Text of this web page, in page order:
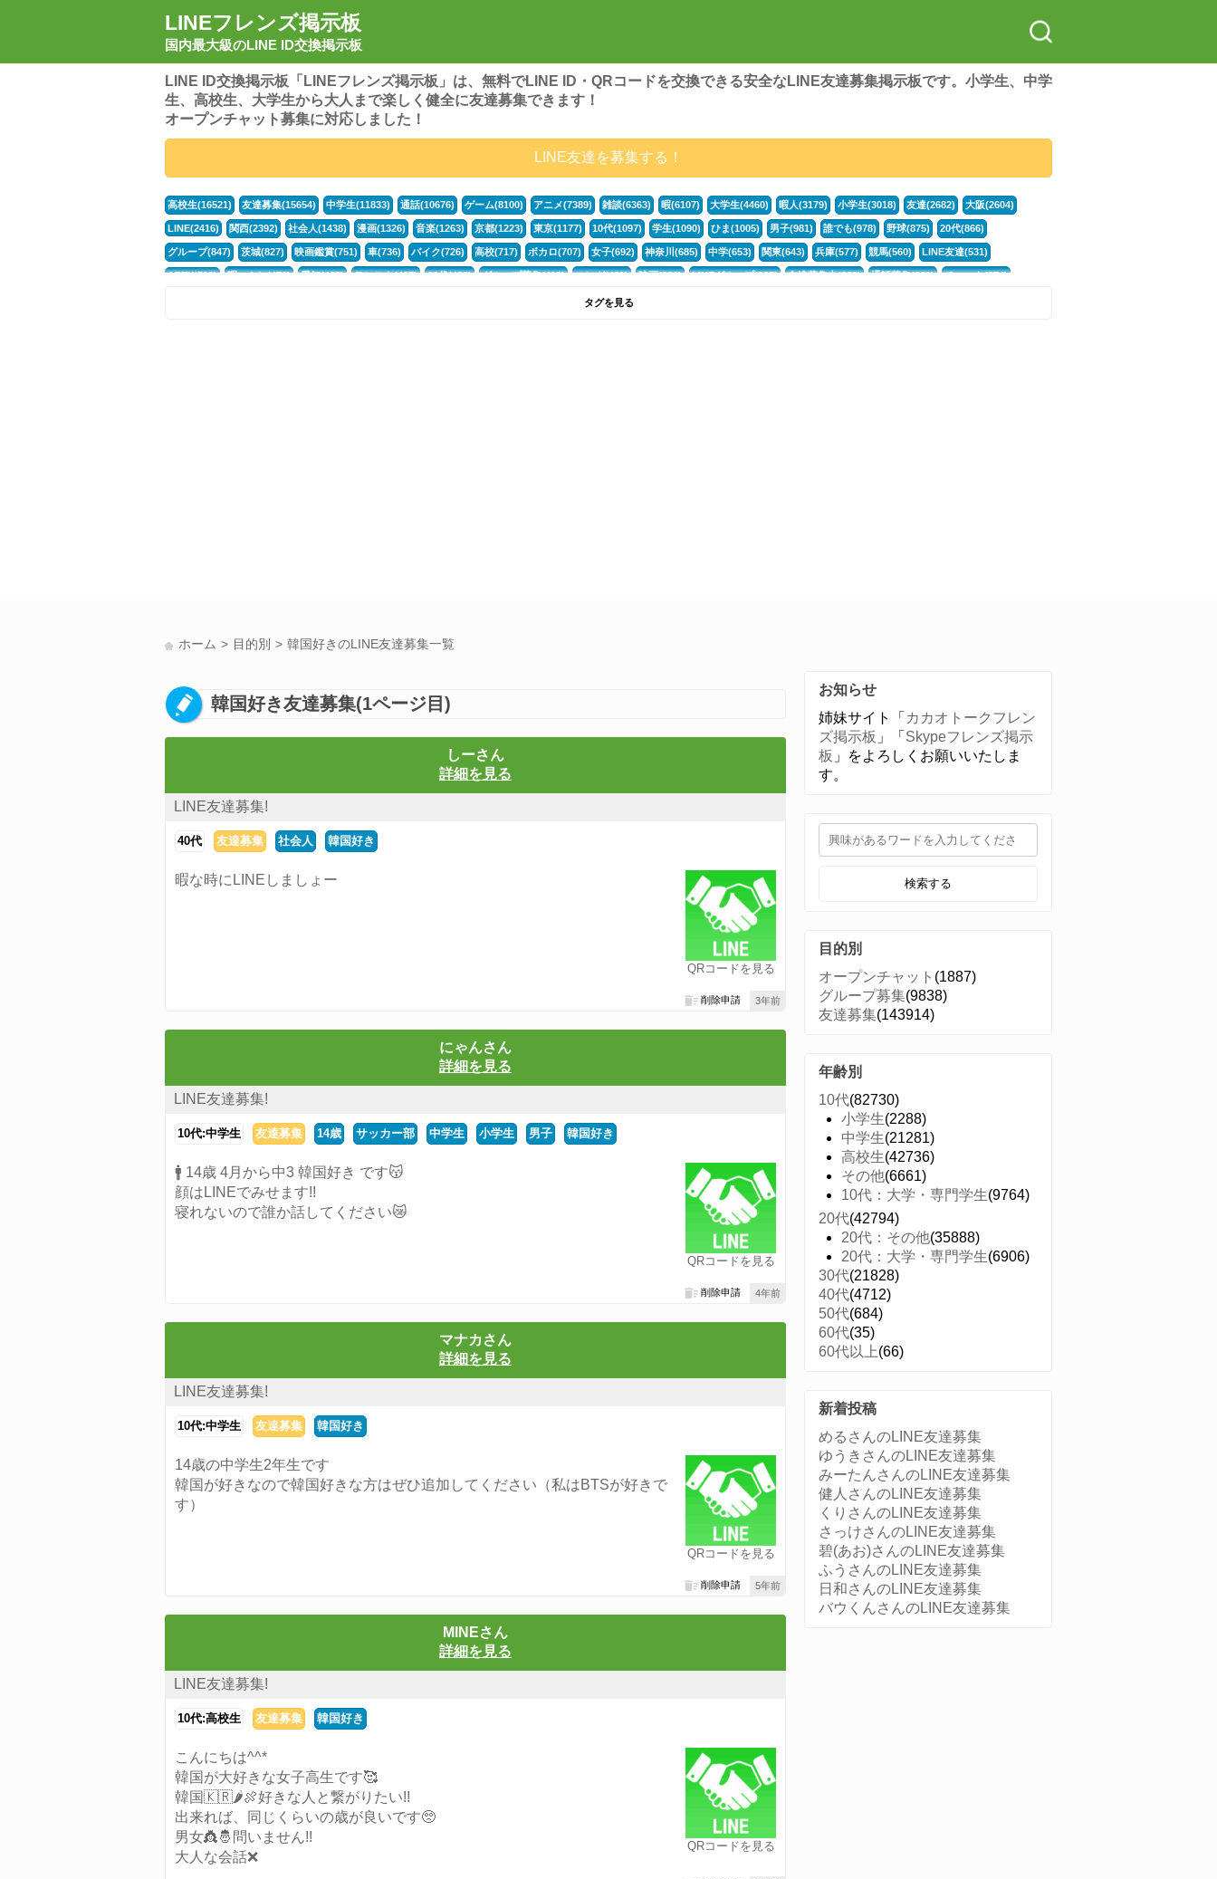
LINEフレンズ掲示板
国内最大級のLINE ID交換掲示板
LINE ID交換掲示板「LINEフレンズ掲示板」は、無料でLINE ID・QRコードを交換できる安全なLINE友達募集掲示板です。小学生、中学
生、高校生、大学生から大人まで楽しく健全に友達募集できます！
オープンチャット募集に対応しました！
LINE友達を募集する！
高校生(16521) 友達募集(15654) 中学生(11833) 通話(10676) ゲーム(8100) アニメ(7389) 雑談(6363) 暇(6107) 大学生(4460) 暇人(3179) 小学生(3018) 友達(2682) 大阪(2604)
LINE(2416) 関西(2392) 社会人(1438) 漫画(1326) 音楽(1263) 京都(1223) 東京(1177) 10代(1097) 学生(1090) ひま(1005) 男子(981) 誰でも(978) 野球(875) 20代(866)
グループ(847) 茨城(827) 映画鑑賞(751) 車(736) バイク(726) 高校(717) ボカロ(707) 女子(692) 神奈川(685) 中学(653) 関東(643) 兵庫(577) 競馬(560) LINE友達(531)
APEX(519) 暇つぶし(476) 愛知(468) モンスト(465) 30代(433) グループ募集(412) マンガ(401) 映画(396) LINEグループ(388) 友達募集中(382) 通話募集(381) チャット(374)
フォートナイト(320)
タグを見る
ホーム 目的別 韓国好きのLINE友達募集一覧
韓国好き友達募集(1ページ目)
しーさん
詳細を見る
LINE友達募集!
40代 友達募集 社会人 韓国好き
QRコードを見る
暇な時にLINEしましょー
3年前
削除申請
にゃんさん
詳細を見る
LINE友達募集!
10代:中学生 友達募集 14歳 サッカー部 中学生 小学生 男子 韓国好き
QRコードを見る
🚹 14歳 4月から中3 韓国好き です😽
顔はLINEでみせます!!
寝れないので誰か話してください😿
4年前
削除申請
マナカさん
詳細を見る
LINE友達募集!
10代:中学生 友達募集 韓国好き
QRコードを見る
14歳の中学生2年生です
韓国が好きなので韓国好きな方はぜひ追加してください（私はBTSが好きで
す）
5年前
削除申請
MINEさん
詳細を見る
LINE友達募集!
10代:高校生 友達募集 韓国好き
QRコードを見る
こんにちは^^*
韓国が大好きな女子高生です🥰
韓国🇰🇷🌶️🍖好きな人と繋がりたい!!
出来れば、同じくらいの歳が良いです🥺
男女👸🤴問いません!!
大人な会話❌
お知らせ
姉妹サイト「 カカオトークフレン
ズ掲示板 」「 Skypeフレンズ掲示
板 」をよろしくお願いいたしま
す。
検索する
目的別
オープンチャット (1887)
グループ募集(9838)
友達募集(143914)
年齢別
10代(82730)
小学生(2288)
中学生(21281)
高校生(42736)
その他(6661)
10代：大学・専門学生(9764)
20代(42794)
20代：その他(35888)
20代：大学・専門学生(6906)
30代(21828)
40代(4712)
50代(684)
60代(35)
60代以上(66)
新着投稿
めるさんのLINE友達募集
ゆうきさんのLINE友達募集
みーたんさんのLINE友達募集
健人さんのLINE友達募集
くりさんのLINE友達募集
さっけさんのLINE友達募集
碧(あお)さんのLINE友達募集
ふうさんのLINE友達募集
日和さんのLINE友達募集
バウくんさんのLINE友達募集